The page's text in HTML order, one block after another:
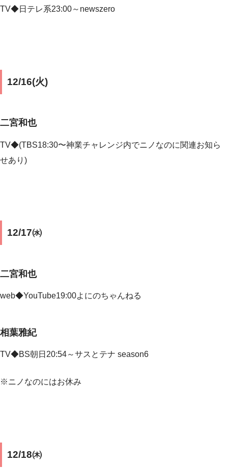
TV◆日テレ系23:00～newszero
12/16(火)
二宮和也
TV◆(TBS18:30〜神業チャレンジ内でニノなのに関連お知ら
せあり)
12/17㈬
二宮和也
web◆YouTube19:00よにのちゃんねる
相葉雅紀
TV◆BS朝日20:54～サスとテナ season6
※ニノなのにはお休み
12/18㈭